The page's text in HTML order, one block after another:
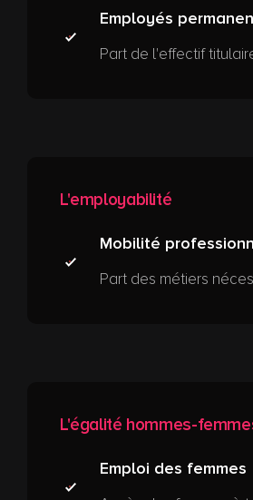
Employés
Part de l'effectif
L'employabilité
Mobilité
Part des métiers
L'égalité hommes-
Emploi des femmes